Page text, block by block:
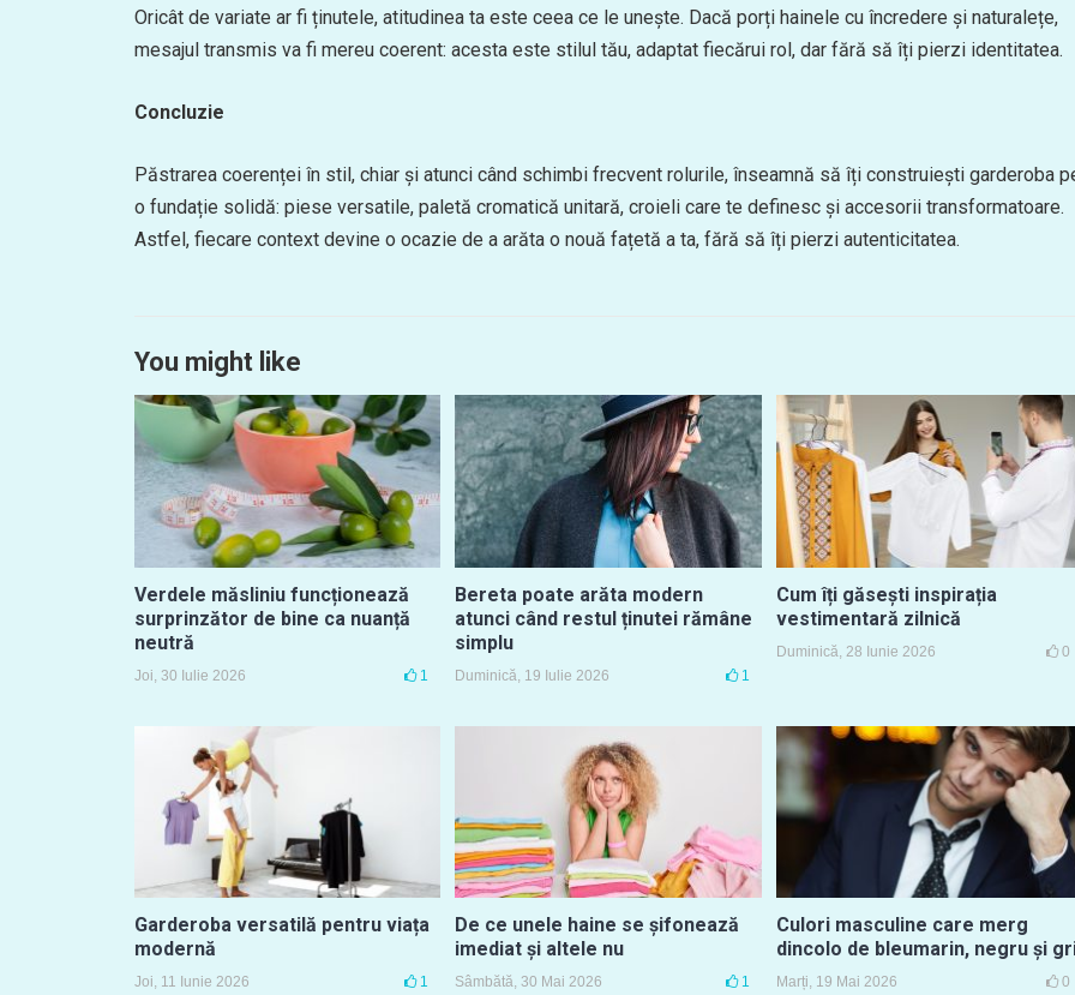
Oricât de variate ar fi ținutele, atitudinea ta este ceea ce le unește. Dacă porți hainele cu încredere și naturalețe,
mesajul transmis va fi mereu coerent: acesta este stilul tău, adaptat fiecărui rol, dar fără să îți pierzi identitatea.
Concluzie
Păstrarea coerenței în stil, chiar și atunci când schimbi frecvent rolurile, înseamnă să îți construiești garderoba
o fundație solidă: piese versatile, paletă cromatică unitară, croieli care te definesc și accesorii transformatoare.
Astfel, fiecare context devine o ocazie de a arăta o nouă fațetă a ta, fără să îți pierzi autenticitatea.
You might like
Verdele măsliniu funcționează
surprinzător de bine ca nuanță
neutră
Joi, 30 Iulie 2026 1
Bereta poate arăta modern
atunci când restul ținutei rămâne
simplu
Duminică, 19 Iulie 2026 1
Cum îți găsești inspirația
vestimentară zilnică
Duminică, 28 Iunie 2026 0
Garderoba versatilă pentru viața
modernă
Joi, 11 Iunie 2026 1
De ce unele haine se șifonează
imediat și altele nu
Sâmbătă, 30 Mai 2026 1
Culori masculine care merg
dincolo de bleumarin, negru și
Marți, 19 Mai 2026 0